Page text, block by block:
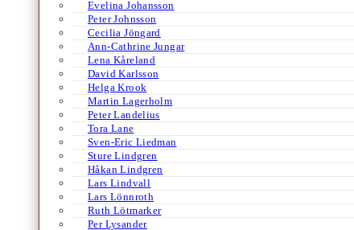
Evelina Johansson
Peter Johnsson
Cecilia Jöngard
Ann-Cathrine Jungar
Lena Kåreland
David Karlsson
Helga Krook
Martin Lagerholm
Peter Landelius
Tora Lane
Sven-Eric Liedman
Sture Lindgren
Håkan Lindgren
Lars Lindvall
Lars Lönnroth
Ruth Lötmarker
Per Lysander